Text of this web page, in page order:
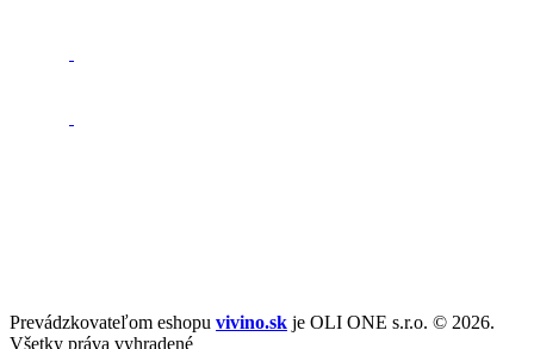
Prevádzkovateľom eshopu vivino.sk je OLI ONE s.r.o. © 2026.
Všetky práva vyhradené